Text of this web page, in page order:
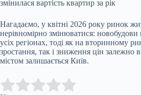
Нагадаємо, у квітні 2026 року ринок
нерівномірно змінюватися:
усіх регіонах, тоді як на вторинному
зростання, так і зниження цін залежно
містом залишається Київ.
Rate this item: